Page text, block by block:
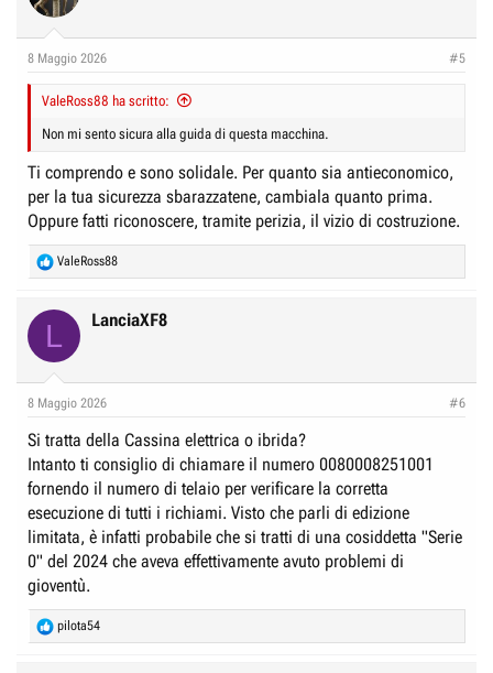
i
s
8 Maggio 2026 #5
ValeRoss88 ha scritto:
Non mi sento sicura alla guida di questa macchina.
Ti comprendo e sono solidale. Per quanto sia antieconomico,
per la tua sicurezza sbarazzatene, cambiala quanto prima.
Oppure fatti riconoscere, tramite perizia, il vizio di costruzione.
R
e
s
ValeRoss88
L LanciaXF8
8 Maggio 2026 #6
Si tratta della Cassina elettrica o ibrida?
Intanto ti consiglio di chiamare il numero 0080008251001
fornendo il numero di telaio per verificare la corretta
esecuzione di tutti i richiami. Visto che parli di edizione
limitata, è infatti probabile che si tratti di una cosiddetta "Serie
0" del 2024 che aveva effettivamente avuto problemi di
gioventù.
R
e
pilota54